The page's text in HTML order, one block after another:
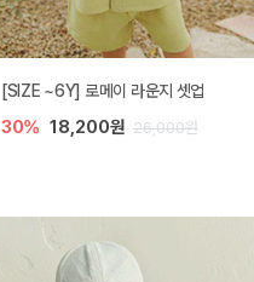
[SIZE ~6Y] 로메이 라운지 셋업
30% 18,200원 26,000원